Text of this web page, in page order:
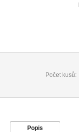
Počet kusů:
Popis